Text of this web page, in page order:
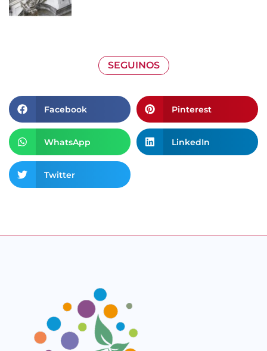
SEGUINOS
Facebook Pinterest
WhatsApp LinkedIn
Twitter